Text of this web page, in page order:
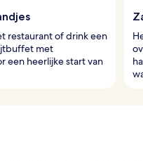
restaurant of drink een
met
een heerlijke start van